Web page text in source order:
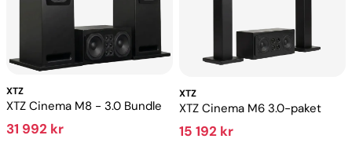
XTZ
XTZ Cinema M8 - 3.0 Bundle
31 992 kr
XTZ
XTZ Cinema M6 3.0-paket
15 192 kr